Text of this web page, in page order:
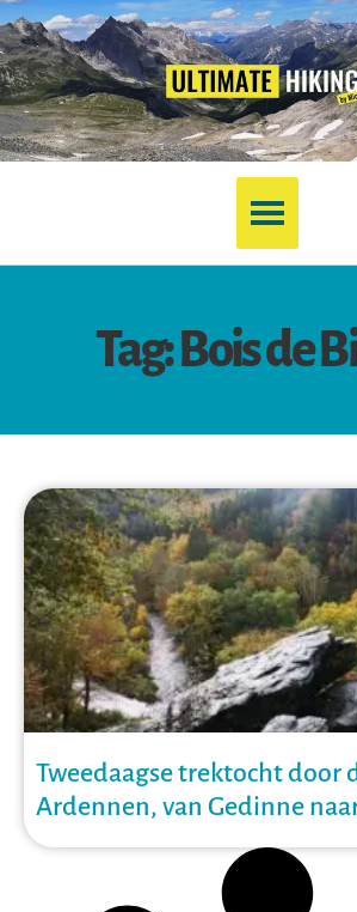
Tag: Bois de
Tweedaagse trektocht door
Ardennen, van Gedinne